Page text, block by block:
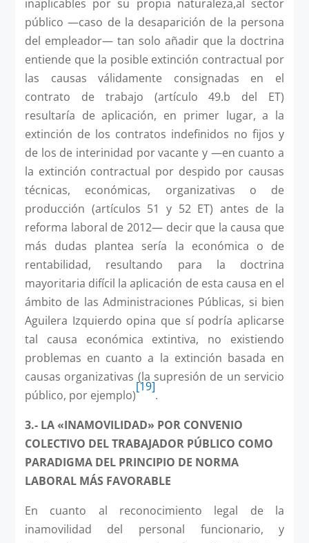
inaplicables por su propia naturaleza,al sector
público —caso de la desaparición de la persona
del empleador— tan solo añadir que la doctrina
entiende que la posible extinción contractual por
las causas válidamente consignadas en el
contrato de trabajo (artículo 49.b del ET)
resultaría de aplicación, en primer lugar, a la
extinción de los contratos indefinidos no fijos y
de los de interinidad por vacante y —en cuanto a
la extinción contractual por despido por causas
técnicas, económicas, organizativas o de
producción (artículos 51 y 52 ET) antes de la
reforma laboral de 2012— decir que la causa que
más dudas plantea sería la económica o de
rentabilidad, resultando para la doctrina
mayoritaria difícil la aplicación de esta causa en el
ámbito de las Administraciones Públicas, si bien
Aguilera Izquierdo opina que sí podría aplicarse
tal causa económica extintiva, no existiendo
problemas en cuanto a la extinción basada en
causas organizativas (la supresión de un servicio
público, por ejemplo)
[19]
.
3.- LA «INAMOVILIDAD» POR CONVENIO
COLECTIVO DEL TRABAJADOR PÚBLICO COMO
PARADIGMA DEL PRINCIPIO DE NORMA
LABORAL MÁS FAVORABLE
En cuanto al reconocimiento legal de la
inamovilidad del personal funcionario, y